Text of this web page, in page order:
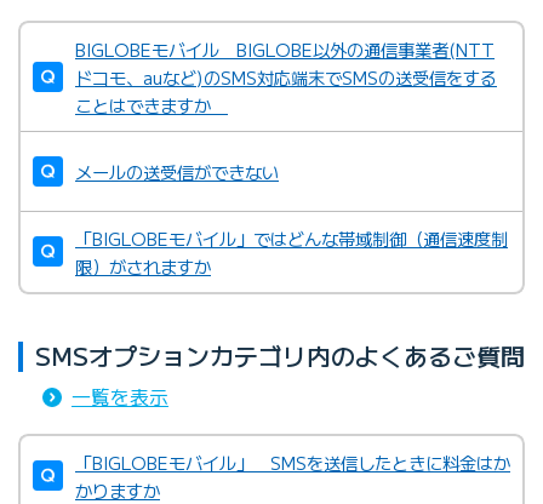
BIGLOBEモバイル BIGLOBE以外の通信事業者(NTT
ドコモ、auなど)のSMS対応端末でSMSの送受信をする
ことはできますか
メールの送受信ができない
「BIGLOBEモバイル」ではどんな帯域制御（通信速度制
限）がされますか
SMSオプションカテゴリ内のよくあるご質問
一覧を表示
「BIGLOBEモバイル」 SMSを送信したときに料金はか
かりますか